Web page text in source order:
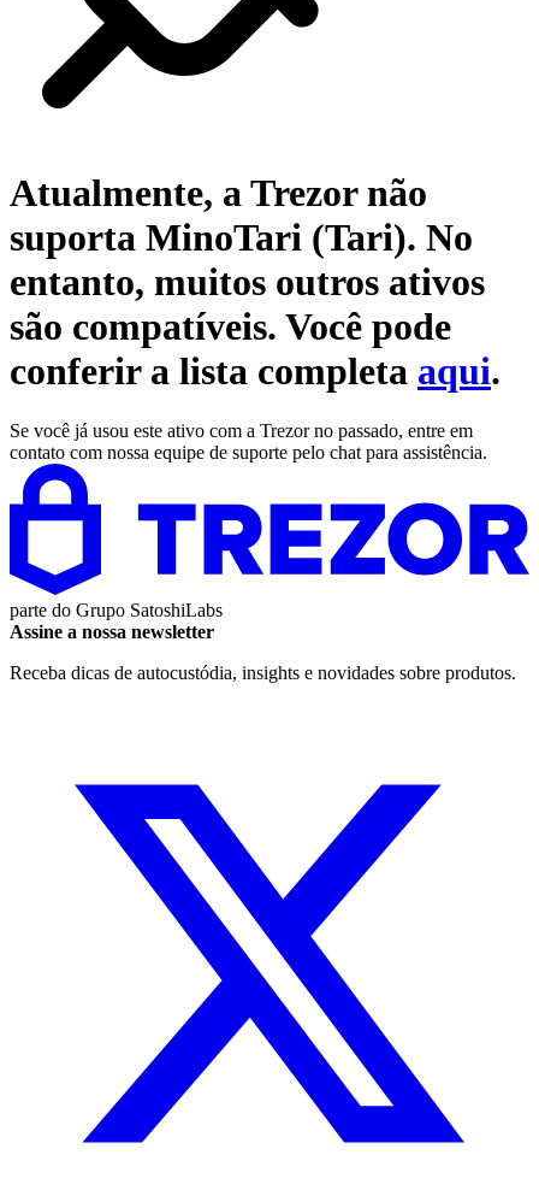
Atualmente, a Trezor não
suporta MinoTari (Tari). No
entanto, muitos outros ativos
são compatíveis. Você pode
conferir a lista completa aqui.
Se você já usou este ativo com a Trezor no passado, entre em
contato com nossa equipe de suporte pelo chat para assistência.
parte do Grupo SatoshiLabs
Assine a nossa newsletter
Receba dicas de autocustódia, insights e novidades sobre produtos.